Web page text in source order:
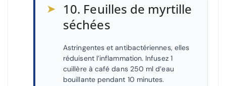
➤ 10. Feuilles de myrtille
séchées
Astringentes et antibactériennes, elles
réduisent l’inflammation. Infusez 1
cuillère à café dans 250 ml d’eau
bouillante pendant 10 minutes.